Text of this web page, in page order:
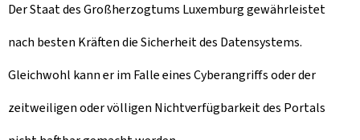
Der Staat des Großherzogtums Luxemburg gewährleistet
nach besten Kräften die Sicherheit des Datensystems.
Gleichwohl kann er im Falle eines Cyberangriffs oder der
zeitweiligen oder völligen Nichtverfügbarkeit des Portals